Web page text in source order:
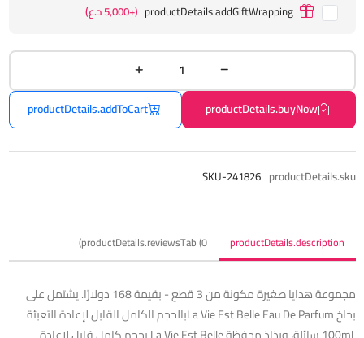
productDetails.addGiftWrapping (+5,000 د.ع)
productDetails.buyNow
productDetails.addToCart
productDetails.sku
SKU-241826
productDetails.description
productDetails.reviewsTab (0)
مجموعة هدايا صغيرة مكونة من 3 قطع - بقيمة 168 دولارًا. يشتمل على
بخاخ La Vie Est Belle Eau De Parfumبالحجم الكامل القابل لإعادة التعبئة